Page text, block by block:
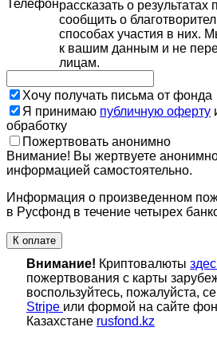
Телефонрассказать о
сообщить о
способах участия в них.
к вашим данным и не
лицам.
Хочу получать письма от фонда
Я принимаю публичную оферту
обработку
Пожертвовать анонимно
Внимание! Вы жертвуете
информацией самостоятельно.
Информация о произведенном
в Русфонд в течение четырех
К оплате
Внимание! Криптовалюты
пожертвования с карты
воспользуйтесь, пожалуйста,
Stripe или формой на сайте
Казахстане rusfond.kz